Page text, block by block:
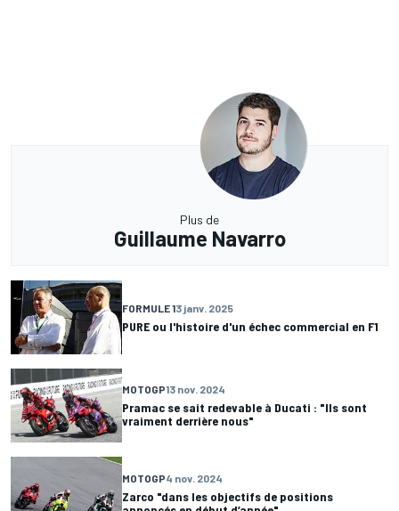
Plus de
Guillaume Navarro
FORMULE 13 janv. 2025
PURE ou l'histoire d'un échec commercial en F1
MOTOGP13 nov. 2024
Pramac se sait redevable à Ducati : "Ils sont
vraiment derrière nous"
MOTOGP4 nov. 2024
Zarco "dans les objectifs de positions